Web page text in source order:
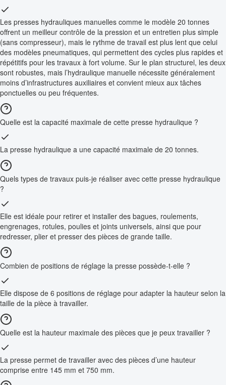
Les presses hydrauliques manuelles comme le modèle 20 tonnes
offrent un meilleur contrôle de la pression et un entretien plus simple
(sans compresseur), mais le rythme de travail est plus lent que celui
des modèles pneumatiques, qui permettent des cycles plus rapides et
répétitifs pour les travaux à fort volume. Sur le plan structurel, les deux
sont robustes, mais l’hydraulique manuelle nécessite généralement
moins d’infrastructures auxiliaires et convient mieux aux tâches
ponctuelles ou peu fréquentes.
Quelle est la capacité maximale de cette presse hydraulique ?
La presse hydraulique a une capacité maximale de 20 tonnes.
Quels types de travaux puis-je réaliser avec cette presse hydraulique
?
Elle est idéale pour retirer et installer des bagues, roulements,
engrenages, rotules, poulies et joints universels, ainsi que pour
redresser, plier et presser des pièces de grande taille.
Combien de positions de réglage la presse possède-t-elle ?
Elle dispose de 6 positions de réglage pour adapter la hauteur selon la
taille de la pièce à travailler.
Quelle est la hauteur maximale des pièces que je peux travailler ?
La presse permet de travailler avec des pièces d’une hauteur
comprise entre 145 mm et 750 mm.